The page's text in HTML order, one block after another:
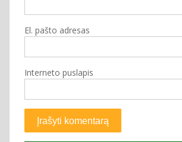
El. pašto adresas
Interneto puslapis